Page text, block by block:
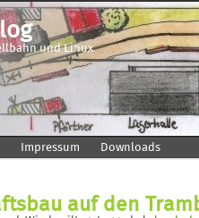
und Linux
Impressum Downloads
auf den